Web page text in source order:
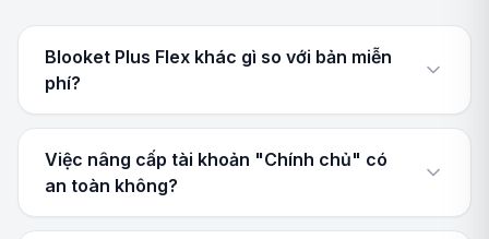
Blooket Plus Flex khác gì so với bản miễn
phí?
Việc nâng cấp tài khoản "Chính chủ" có
an toàn không?